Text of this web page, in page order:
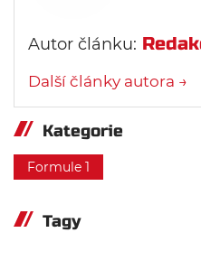
Autor článku:
Další články autora →
Kategorie
Formule 1
Tagy